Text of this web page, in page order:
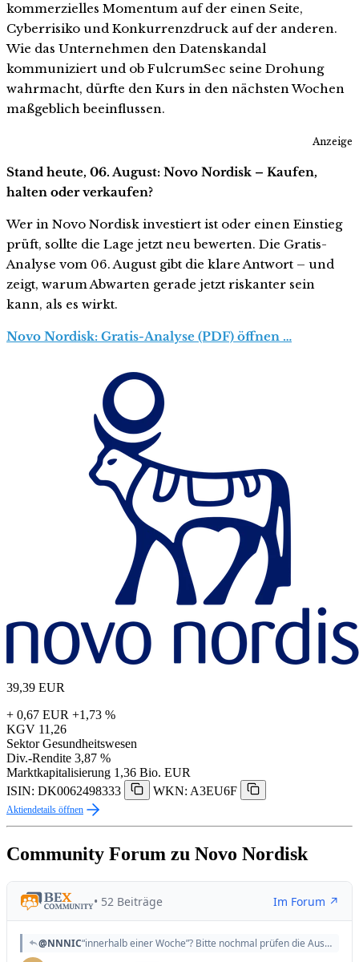
kommerzielles Momentum auf der einen Seite,
Cyberrisiko und Konkurrenzdruck auf der anderen.
Wie das Unternehmen den Datenskandal
kommuniziert und ob FulcrumSec seine Drohung
wahrmacht, dürfte den Kurs in den nächsten Wochen
maßgeblich beeinflussen.
Anzeige
Stand heute, 06. August: Novo Nordisk – Kaufen,
halten oder verkaufen?
Wer in Novo Nordisk investiert ist oder einen Einstieg
prüft, sollte die Lage jetzt neu bewerten. Die Gratis-
Analyse vom 06. August gibt die klare Antwort – und
zeigt, warum Abwarten gerade jetzt riskanter sein
kann, als es wirkt.
Novo Nordisk: Gratis-Analyse (PDF) öffnen …
39,39 EUR
+ 0,67 EUR +1,73 %
KGV 11,26
Sektor Gesundheitswesen
Div.-Rendite 3,87 %
Marktkapitalisierung 1,36 Bio. EUR
ISIN: DK0062498333
WKN: A3EU6F
Aktiendetails öffnen
Community Forum zu Novo Nordisk